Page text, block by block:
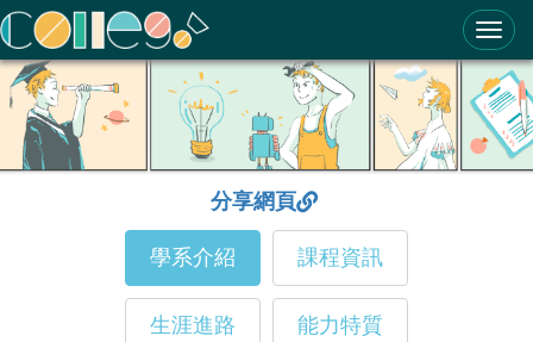
ColleGo! 大學選才與高中育才輔助系統
分享網頁
學系介紹 課程資訊
生涯進路 能力特質